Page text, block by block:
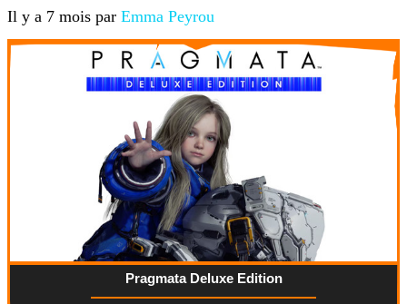
Il y a 7 mois par Emma Peyrou
Pragmata Deluxe Edition